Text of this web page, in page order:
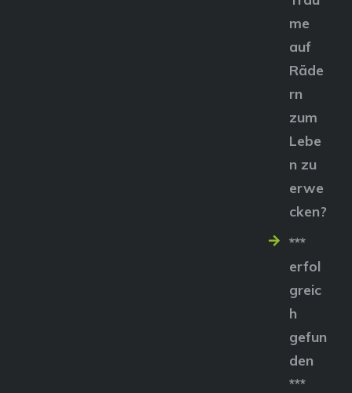
me
auf
Räde
rn
zum
Lebe
n zu
erwe
cken?
***
erfol
greic
h
gefun
den
***